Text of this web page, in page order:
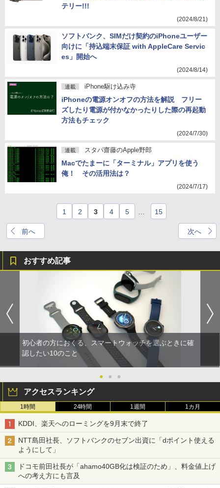
テリー!!!
(2024/8/21)
ソフトバンク、SIMだけ契約のiPhoneユーザー
向けに「持込端末保証 with AppleCare Servic
es」開始へ
(2024/8/14)
連載 iPhone駆け込み寺
iPhoneの電源オンオフの方法を解説 フリー
ズしたり電源が付かなかったりした際の再起動
方法もチェック
(2024/7/30)
連載 スタパ齋藤のApple野郎
Macでたまーに「ターミナル」アプリを使う
俺！ その活用法は？
(2024/7/17)
前へ
1 2 3 4 5 15
次へ
おすすめ記事
初心者の方におくる、スマートウォッチを選ぶときに確
認したい10のこと
● ● ●
アクセスランキング
1時間 24時間 1週間 1カ月
KDDI、楽天へのローミングを9月末で終了
NTT島田社長、ソフトバンクのセブン出資に「dポイント使える
ようにして」
ドコモ前田社長が「ahamo40GB化は検証のため」、料金値上げ
への考え方にも言及